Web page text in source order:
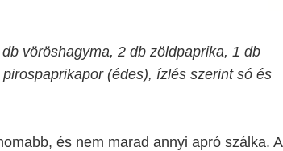
vöröshagyma, 2 db zöldpaprika, 1 db
(édes), ízlés szerint só és
és nem marad annyi apró szálka. A